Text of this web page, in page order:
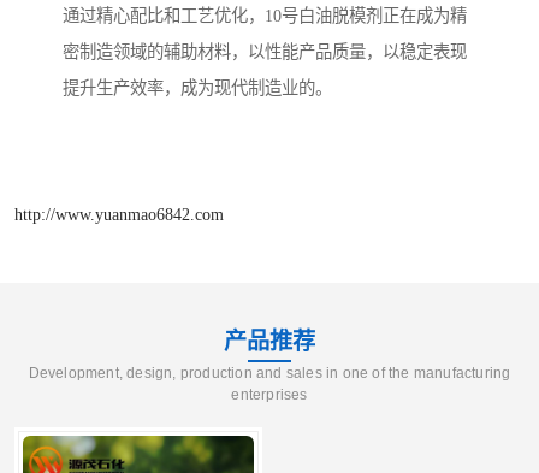
通过精心配比和工艺优化，10号白油脱模剂正在成为精
密制造领域的辅助材料，以性能产品质量，以稳定表现
提升生产效率，成为现代制造业的。
http://www.yuanmao6842.com
产品推荐
Development, design, production and sales in one of the manufacturing
enterprises